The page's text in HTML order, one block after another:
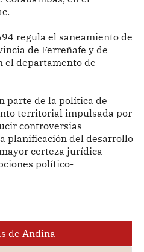
regula el saneamiento de
de Ferreñafe y de
el departamento de
parte de la política de
territorial impulsada por
controversias
planificación del desarrollo
certeza jurídica
político-
de Andina